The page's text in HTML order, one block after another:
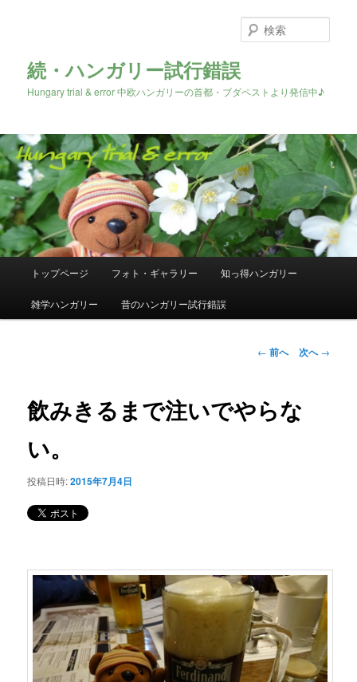
続・ハンガリー試行錯誤
Hungary trial & error 中欧ハンガリーの首都・ブダペストより発信中♪
索
メ
メ
イ
ン
テ
ン
ツ
移
動
トップページ フォト・ギャラリー 知っ得ハンガリー
雑学ハンガリー 昔のハンガリー試行錯誤
投
ビ
ゲ
← 前へ 次へ→
飲みきるまで注いでやらな
い。
投稿日時:2015年7月4日